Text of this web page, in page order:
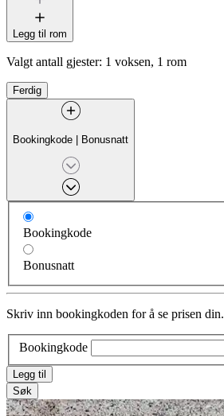
Legg til rom
Valgt antall gjester: 1 voksen, 1 rom
Ferdig
Bookingkode | Bonusnatt
Bookingkode
Bonusnatt
Skriv inn bookingkoden for å se prisen din.
Bookingkode
Legg til
Søk